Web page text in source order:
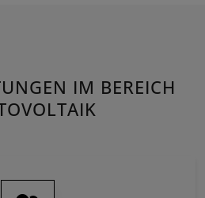
IM BEREICH